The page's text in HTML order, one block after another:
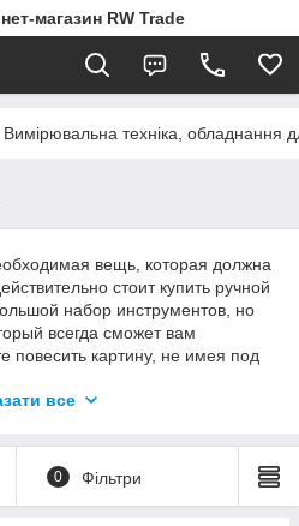
магазин RW Trade
Вимірювальна техніка, обладнання
вещь, которая должна
стоит купить ручной
набор инструментов, но
всегда сможет вам
повесить картину, не имея под
или отвертки. Не получится и
колеса. Маючи у своєму
ви завжди будете контролювати
обставинах.
все
0 Фільтри